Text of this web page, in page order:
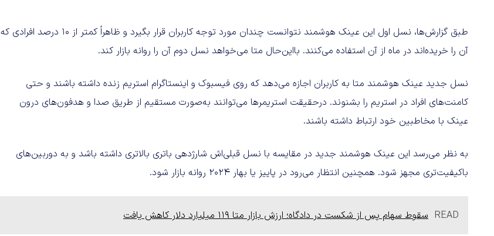
طبق گزارش‌ها، نسل اول این عینک هوشمند نتوانست چندان مورد توجه کاربران قرار بگیرد و ظاهراً کمتر از 10 درصد افرادی که
آن را خریده‌اند در ماه از آن استفاده می‌کنند. بااین‌حال متا می‌خواهد نسل دوم آن را روانه بازار کند.
نسل جدید عینک هوشمند متا به کاربران اجازه می‌دهد که روی فیسبوک و اینستاگرام استریم زنده داشته باشند و حتی
کامنت‌های افراد در استریم را بشنوند. درحقیقت استریمرها می‌توانند به‌صورت مستقیم از طریق صدا و هدفون‌های درون
عینک با مخاطبین خود ارتباط داشته باشند.
به نظر می‌رسد این عینک هوشمند جدید در مقایسه با نسل قبلی‌اش شارژدهی باتری بالاتری داشته باشد و به دوربین‌های
باکیفیت‌تری مجهز شود. همچنین انتظار می‌رود در پاییز یا بهار 2024 روانه بازار شود.
READ سقوط سهام پس از شکست در دادگاه؛ ارزش بازار متا ۱۱۹ میلیارد دلار کاهش یافت